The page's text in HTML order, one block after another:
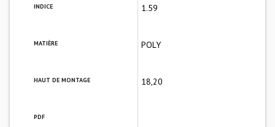
INDICE 1.59
MATIÈRE POLY
HAUT DE MONTAGE 18,20
PDF